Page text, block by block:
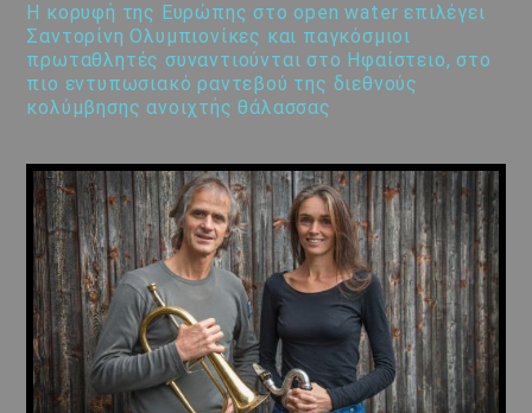
Η κορυφή της Ευρώπης στο open water επιλέγει
Σαντορίνη Ολυμπιονίκες και παγκόσμιοι
πρωταθλητές συναντιούνται στο Ηφαίστειο, στο
πιο εντυπωσιακό ραντεβού της διεθνούς
κολύμβησης ανοιχτής θάλασσας